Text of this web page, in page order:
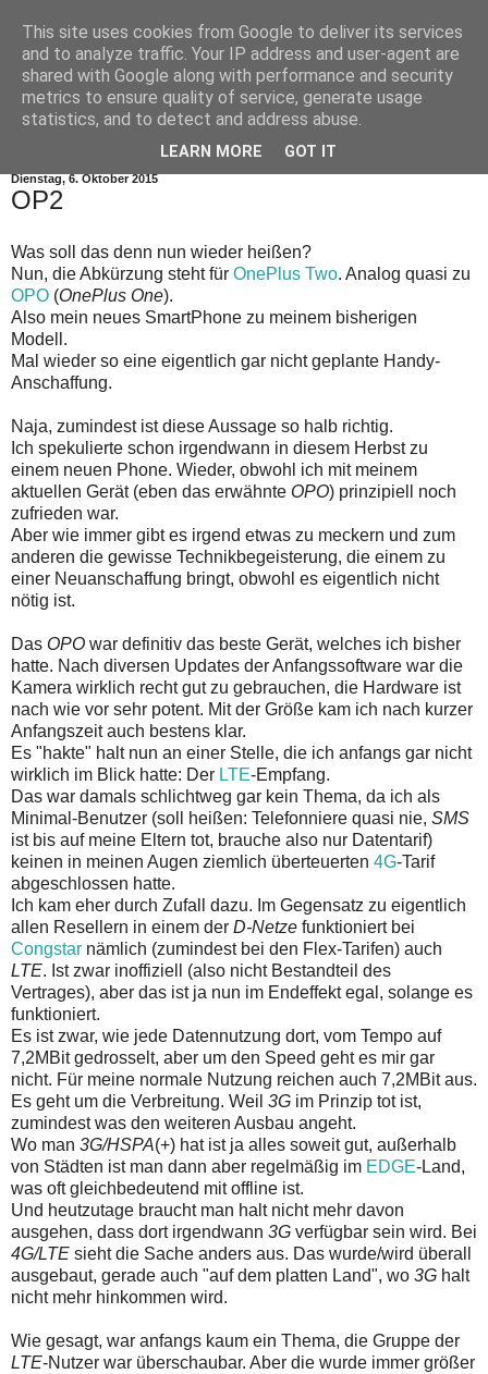
Dienstag, 6. Oktober 2015
OP2
Was soll das denn nun wieder heißen?
Nun, die Abkürzung steht für OnePlus Two. Analog quasi zu
OPO (OnePlus One).
Also mein neues SmartPhone zu meinem bisherigen
Modell.
Mal wieder so eine eigentlich gar nicht geplante Handy-
Anschaffung.
Naja, zumindest ist diese Aussage so halb richtig.
Ich spekulierte schon irgendwann in diesem Herbst zu
einem neuen Phone. Wieder, obwohl ich mit meinem
aktuellen Gerät (eben das erwähnte OPO) prinzipiell noch
zufrieden war.
Aber wie immer gibt es irgend etwas zu meckern und zum
anderen die gewisse Technikbegeisterung, die einem zu
einer Neuanschaffung bringt, obwohl es eigentlich nicht
nötig ist.
Das OPO war definitiv das beste Gerät, welches ich bisher
hatte. Nach diversen Updates der Anfangssoftware war die
Kamera wirklich recht gut zu gebrauchen, die Hardware ist
nach wie vor sehr potent. Mit der Größe kam ich nach kurzer
Anfangszeit auch bestens klar.
Es "hakte" halt nun an einer Stelle, die ich anfangs gar nicht
wirklich im Blick hatte: Der LTE-Empfang.
Das war damals schlichtweg gar kein Thema, da ich als
Minimal-Benutzer (soll heißen: Telefonniere quasi nie, SMS
ist bis auf meine Eltern tot, brauche also nur Datentarif)
keinen in meinen Augen ziemlich überteuerten 4G-Tarif
abgeschlossen hatte.
Ich kam eher durch Zufall dazu. Im Gegensatz zu eigentlich
allen Resellern in einem der D-Netze funktioniert bei
Congstar nämlich (zumindest bei den Flex-Tarifen) auch
LTE. Ist zwar inoffiziell (also nicht Bestandteil des
Vertrages), aber das ist ja nun im Endeffekt egal, solange es
funktioniert.
Es ist zwar, wie jede Datennutzung dort, vom Tempo auf
7,2MBit gedrosselt, aber um den Speed geht es mir gar
nicht. Für meine normale Nutzung reichen auch 7,2MBit aus.
Es geht um die Verbreitung. Weil 3G im Prinzip tot ist,
zumindest was den weiteren Ausbau angeht.
Wo man 3G/HSPA(+) hat ist ja alles soweit gut, außerhalb
von Städten ist man dann aber regelmäßig im EDGE-Land,
was oft gleichbedeutend mit offline ist.
Und heutzutage braucht man halt nicht mehr davon
ausgehen, dass dort irgendwann 3G verfügbar sein wird. Bei
4G/LTE sieht die Sache anders aus. Das wurde/wird überall
ausgebaut, gerade auch "auf dem platten Land", wo 3G halt
nicht mehr hinkommen wird.
Wie gesagt, war anfangs kaum ein Thema, die Gruppe der
LTE-Nutzer war überschaubar. Aber die wurde immer größer
This site uses cookies from Google to deliver its services
and to analyze traffic. Your IP address and user-agent are
shared with Google along with performance and security
metrics to ensure quality of service, generate usage
statistics, and to detect and address abuse.
LEARN MORE GOT IT